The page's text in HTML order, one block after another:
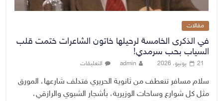
مقالات
في الذكرى الخامسة لرحيلها خاتون الشاعرات ختمت قلب
السياب بحب سرمدي!
21 يونيو، 2026 admin التعليقات
سلام مسافر تنعطف من ثانوية الحريري فتدلف شارعها، المورق
مثل كل شوارع وساحات الوزيرية، بأشجار الشبوي والرازقي،